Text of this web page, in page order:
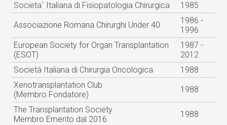
Societa` Italiana di Fisiopatologia Chirurgica 1985
Associazione Romana Chirurghi Under 40
1986 -
1996
European Society for Organ Transplantation
(ESOT)
1987 -
2012
Società Italiana di Chirurgia Oncologica
1988
Xenotransplantation Club
(Membro Fondatore)
1988
The Transplantation Society
Membro Emerito dal 2016
1988